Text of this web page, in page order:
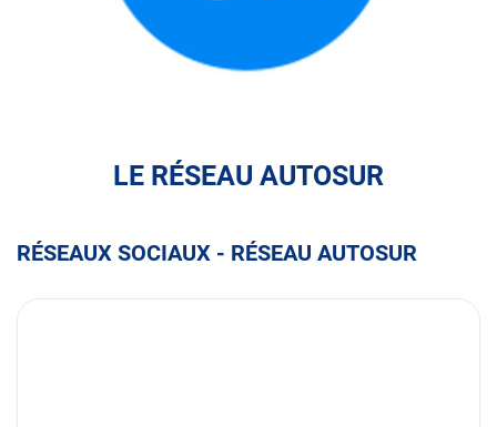
LE RÉSEAU AUTOSUR
RÉSEAUX SOCIAUX - RÉSEAU AUTOSUR